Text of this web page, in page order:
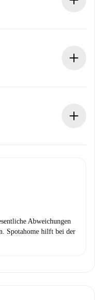
wenn der
entstehen keine
Abweichungen
Spotahome hilft bei der